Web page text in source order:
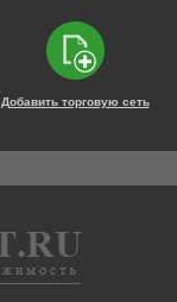
Добавить торговую сеть